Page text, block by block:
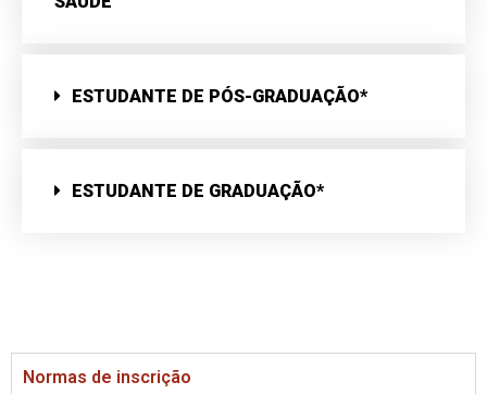
ESTUDANTE DE PÓS-GRADUAÇÃO*
ESTUDANTE DE GRADUAÇÃO*
Normas de inscrição